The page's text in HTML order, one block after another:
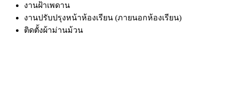
งานฝ้าเพดาน
งานปรับปรุงหน้าห้องเรียน (ภายนอกห้องเรียน)
ติดตั้งผ้าม่านม้วน